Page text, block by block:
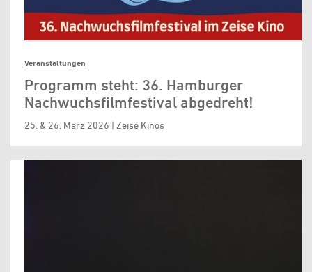
Veranstaltungen
Programm steht: 36. Hamburger
Nachwuchsfilmfestival abgedreht!
25. & 26. März 2026 | Zeise Kinos